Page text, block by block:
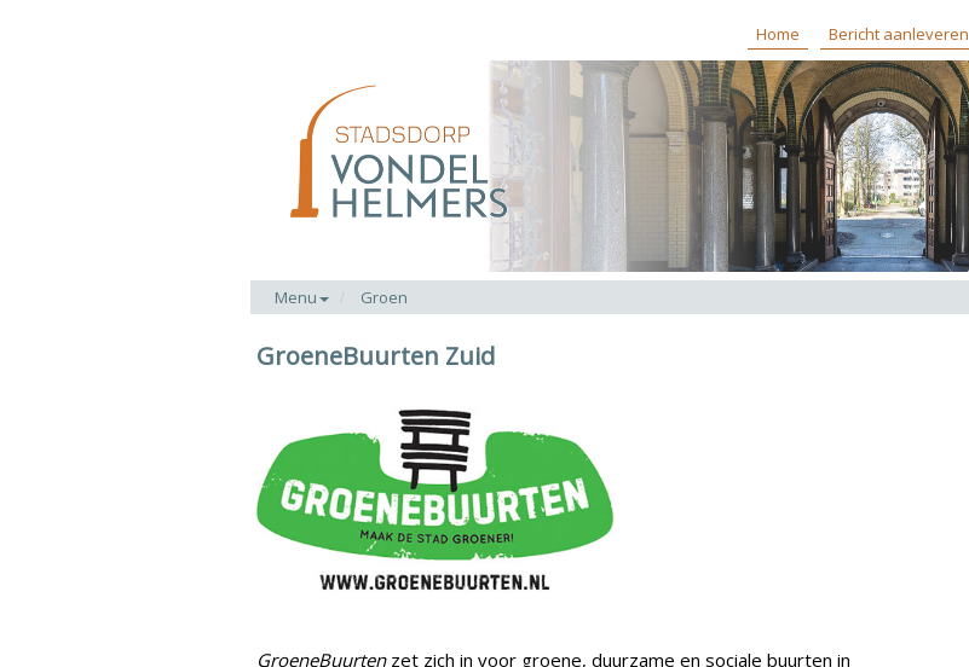
Home Bericht aanleveren
Menu Groen
GroeneBuurten Zuid
GroeneBuurtenzet zich in voor groene, duurzame en sociale buurten in